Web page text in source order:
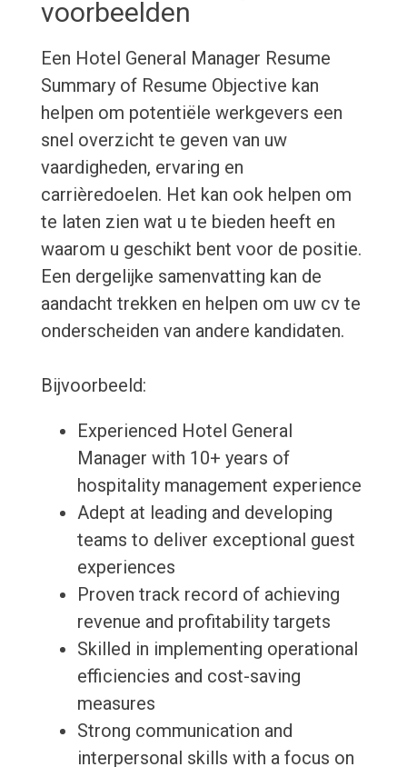
voorbeelden
Een Hotel General Manager Resume
Summary of Resume Objective kan
helpen om potentiële werkgevers een
snel overzicht te geven van uw
vaardigheden, ervaring en
carrièredoelen. Het kan ook helpen om
te laten zien wat u te bieden heeft en
waarom u geschikt bent voor de positie.
Een dergelijke samenvatting kan de
aandacht trekken en helpen om uw cv te
onderscheiden van andere kandidaten.
Bijvoorbeeld:
Experienced Hotel General
Manager with 10+ years of
hospitality management experience
Adept at leading and developing
teams to deliver exceptional guest
experiences
Proven track record of achieving
revenue and profitability targets
Skilled in implementing operational
efficiencies and cost-saving
measures
Strong communication and
interpersonal skills with a focus on